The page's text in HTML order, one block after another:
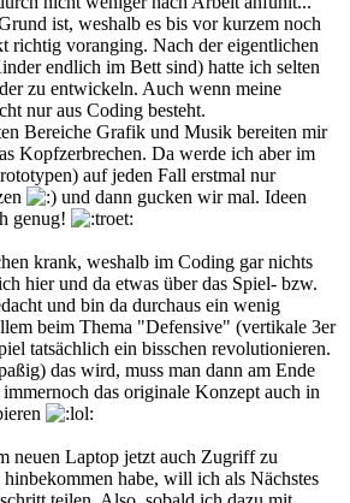
ist, weshalb es bis vor kurzem noch
richtig voranging. Nach der eigentlichen
endlich im Bett sind) hatte ich selten
zu entwickeln. Auch wenn meine
nur aus Coding besteht.
Bereiche Grafik und Musik bereiten mir
Kopfzerbrechen. Da werde ich aber im
auf jeden Fall erstmal nur
und dann gucken wir mal. Ideen
genug!
krank, weshalb im Coding gar nichts
hier und da etwas über das Spiel- bzw.
und bin da durchaus ein wenig
beim Thema "Defensive" (vertikale 3er
tatsächlich ein bisschen revolutionieren.
das wird, muss man dann am Ende
das originale Konzept auch in
neuen Laptop jetzt auch Zugriff zu
habe, will ich als Nächstes